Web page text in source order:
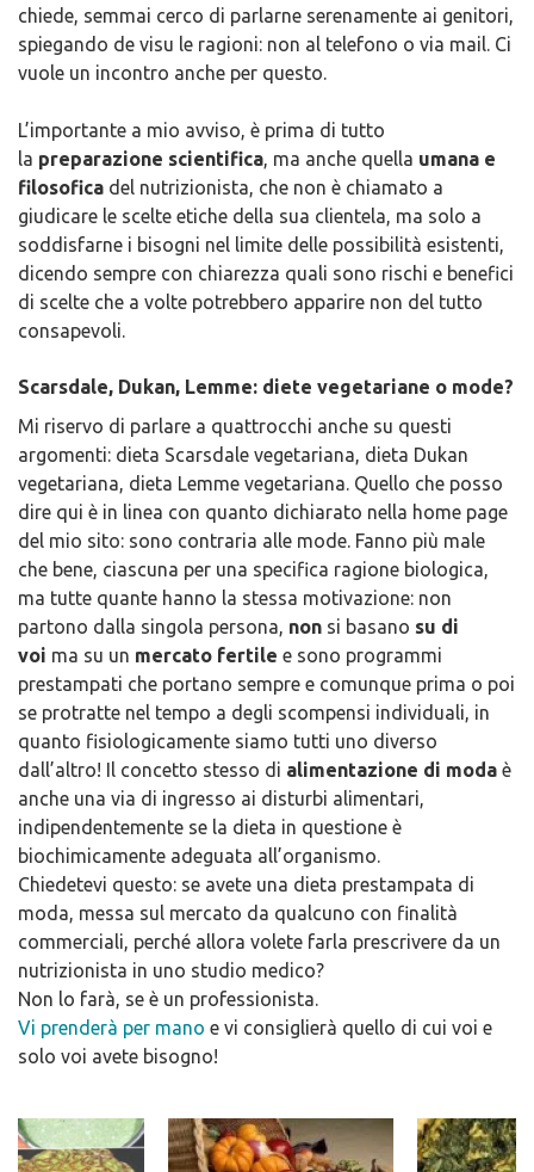
chiede, semmai cerco di parlarne serenamente ai genitori,
spiegando de visu le ragioni: non al telefono o via mail. Ci
vuole un incontro anche per questo.
L’importante a mio avviso, è prima di tutto
la preparazione scientifica, ma anche quella umana e
filosofica del nutrizionista, che non è chiamato a
giudicare le scelte etiche della sua clientela, ma solo a
soddisfarne i bisogni nel limite delle possibilità esistenti,
dicendo sempre con chiarezza quali sono rischi e benefici
di scelte che a volte potrebbero apparire non del tutto
consapevoli.
Scarsdale, Dukan, Lemme: diete vegetariane o mode?
Mi riservo di parlare a quattrocchi anche su questi
argomenti: dieta Scarsdale vegetariana, dieta Dukan
vegetariana, dieta Lemme vegetariana. Quello che posso
dire qui è in linea con quanto dichiarato nella home page
del mio sito: sono contraria alle mode. Fanno più male
che bene, ciascuna per una specifica ragione biologica,
ma tutte quante hanno la stessa motivazione: non
partono dalla singola persona, non si basano su di
voi ma su un mercato fertile e sono programmi
prestampati che portano sempre e comunque prima o poi
se protratte nel tempo a degli scompensi individuali, in
quanto fisiologicamente siamo tutti uno diverso
dall’altro! Il concetto stesso di alimentazione di moda è
anche una via di ingresso ai disturbi alimentari,
indipendentemente se la dieta in questione è
biochimicamente adeguata all’organismo.
Chiedetevi questo: se avete una dieta prestampata di
moda, messa sul mercato da qualcuno con finalità
commerciali, perché allora volete farla prescrivere da un
nutrizionista in uno studio medico?
Non lo farà, se è un professionista.
Vi prenderà per mano e vi consiglierà quello di cui voi e
solo voi avete bisogno!